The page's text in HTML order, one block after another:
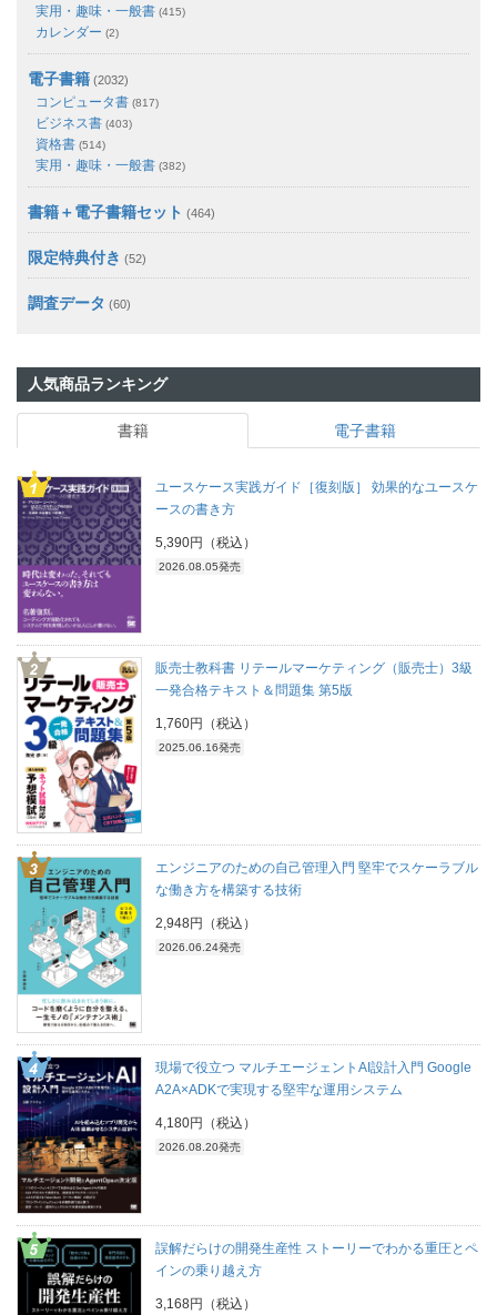
実用・趣味・一般書 (415)
カレンダー (2)
電子書籍 (2032)
コンピュータ書 (817)
ビジネス書 (403)
資格書 (514)
実用・趣味・一般書 (382)
書籍＋電子書籍セット (464)
限定特典付き (52)
調査データ (60)
人気商品ランキング
書籍 電子書籍
ユースケース実践ガイド［復刻版］ 効果的なユースケ
ースの書き方
5,390円（税込）
2026.08.05発売
販売士教科書 リテールマーケティング（販売士）3級
一発合格テキスト＆問題集 第5版
1,760円（税込）
2025.06.16発売
エンジニアのための自己管理入門 堅牢でスケーラブル
な働き方を構築する技術
2,948円（税込）
2026.06.24発売
現場で役立つ マルチエージェントAI設計入門 Google
A2A×ADKで実現する堅牢な運用システム
4,180円（税込）
2026.08.20発売
誤解だらけの開発生産性 ストーリーでわかる重圧とペ
インの乗り越え方
3,168円（税込）